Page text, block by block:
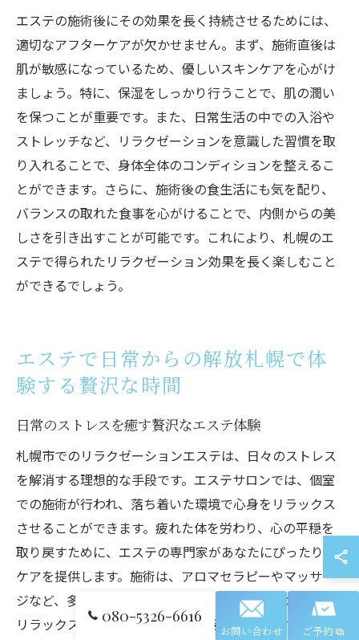
エステの施術後にその効果を長く持続させるためには、
適切なアフターケアが欠かせません。まず、施術直後は
肌が敏感になっているため、優しいスキンケアを心がけ
ましょう。特に、保湿をしっかり行うことで、肌の潤い
を保つことが重要です。また、日常生活の中での入浴や
ストレッチなど、リラクゼーションを意識した習慣を取
り入れることで、身体全体のコンディションを整えるこ
とができます。さらに、施術後の食生活にも気を配り、
バランスの取れた食事を心がけることで、内側からの美
しさを引き出すことが可能です。これにより、札幌のエ
ステで得られたリラクゼーション効果を長く楽しむこと
ができるでしょう。
エステで日常からの解放札幌で体
験する贅沢な時間
日常のストレスを癒す贅沢なエステ体験
札幌市でのリラクゼーションエステは、日々のストレス
を解消する理想的な手段です。エステサロンでは、個室
での施術が行われ、落ち着いた環境で心身をリラックス
させることができます。疲れた体を労わり、心の平穏を
取り戻すために、エステの専門家があなたにぴったりの
ケアを提供します。施術は、アロマセラピーやマッサー
ジなど、多様なオプションがあり、特にアロマの香りは
リラックス効果を高め、日常の喧騒を忘れさせてくれま
080-5326-6616
お問い合わせ ご予約